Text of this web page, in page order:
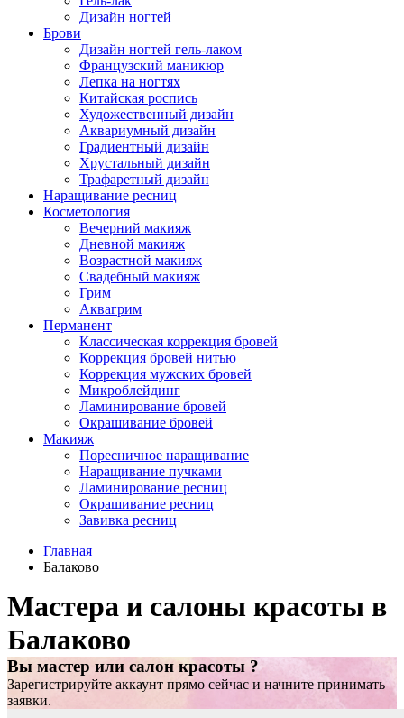
Дизайн ногтей
Брови
Дизайн ногтей гель-лаком
Французский маникюр
Лепка на ногтях
Китайская роспись
Художественный дизайн
Аквариумный дизайн
Градиентный дизайн
Хрустальный дизайн
Трафаретный дизайн
Наращивание ресниц
Косметология
Вечерний макияж
Дневной макияж
Возрастной макияж
Свадебный макияж
Грим
Аквагрим
Перманент
Классическая коррекция бровей
Коррекция бровей нитью
Коррекция мужских бровей
Микроблейдинг
Ламинирование бровей
Окрашивание бровей
Макияж
Поресничное наращивание
Наращивание пучками
Ламинирование ресниц
Окрашивание ресниц
Завивка ресниц
Главная
Балаково
Мастера и салоны красоты в
Балаково
Вы мастер или салон красоты ?
Зарегистрируйте аккаунт прямо сейчас и начните принимать
заявки.